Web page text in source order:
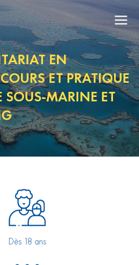
EN
ET PRATIQUE
SOUS-MARINE ET
Dès 18 ans